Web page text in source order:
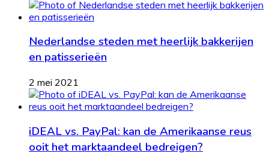
Nederlandse steden met heerlijk bakkerijen
en patisserieën
2 mei 2021
iDEAL vs. PayPal: kan de Amerikaanse reus
ooit het marktaandeel bedreigen?